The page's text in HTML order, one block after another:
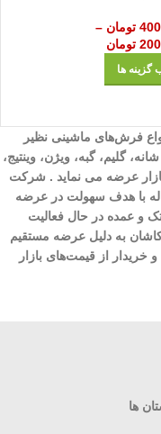
تومان –
تومان
گزینه ها
فرش‌های ماشینی نظیر
طرح 700 شانه، 700 شانه، 1000 شانه، 1200 شانه، گلیم، گبه، ویژن، وینتیج،
عرضه می نماید . شرکت
فیض کاشان با سابقه درخشان 30 ساله با هدف سهولت در عرضه
و عمده در حال فعالیت
به دلیل عرضه مستقیم
خریدار از قیمت‌های بازار
ها